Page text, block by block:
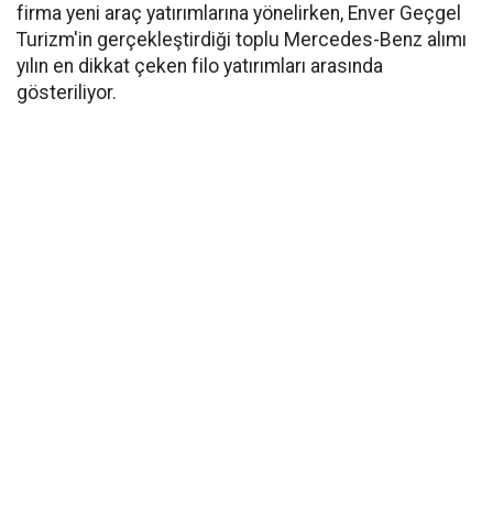
firma yeni araç yatırımlarına yönelirken, Enver Geçgel
Turizm'in gerçekleştirdiği toplu Mercedes-Benz alımı
yılın en dikkat çeken filo yatırımları arasında
gösteriliyor.